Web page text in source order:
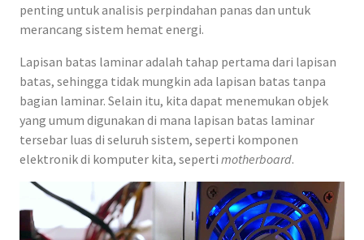
penting untuk analisis perpindahan panas dan untuk
merancang sistem hemat energi.
Lapisan batas laminar adalah tahap pertama dari lapisan
batas, sehingga tidak mungkin ada lapisan batas tanpa
bagian laminar. Selain itu, kita dapat menemukan objek
yang umum digunakan di mana lapisan batas laminar
tersebar luas di seluruh sistem, seperti komponen
elektronik di komputer kita, seperti motherboard.
Video
Player